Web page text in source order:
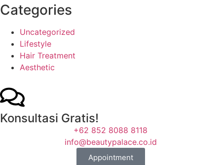
Categories
Uncategorized
Lifestyle
Hair Treatment
Aesthetic
Konsultasi Gratis!
+62 852 8088 8118
info@beautypalace.co.id
Appointment